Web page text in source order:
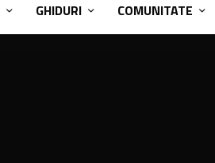
GHIDURI COMUNITATE